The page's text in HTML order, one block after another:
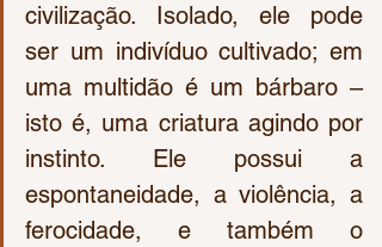
civilização. Isolado, ele pode
ser um indivíduo cultivado; em
uma multidão é um bárbaro –
isto é, uma criatura agindo por
instinto. Ele possui a
espontaneidade, a violência, a
ferocidade, e também o